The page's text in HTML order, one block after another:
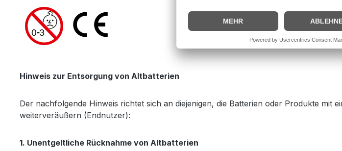
Hinweis zur Entsorgung von Altbatterien
Der nachfolgende Hinweis richtet sich an diejenigen, die Batterien oder Produkte mit
weiterveräußern (Endnutzer):
1. Unentgeltliche Rücknahme von Altbatterien